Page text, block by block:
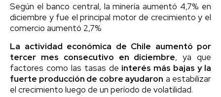
Según el banco central, la minería aumentó 4,7% en
diciembre y fue el principal motor de crecimiento y el
comercio aumentó 2,7%
La actividad económica de Chile aumentó por
tercer mes consecutivo en diciembre, ya que
factores como las tasas de interés más bajas y la
fuerte producción de cobre ayudaron a estabilizar
el crecimiento luego de un período de volatilidad.